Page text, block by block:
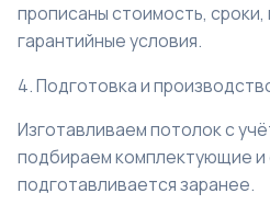
прописаны стоимость,
гарантийные условия.
4. Подготовка и
Изготавливаем потолок с
подбираем комплектующие и
подготавливается заранее.